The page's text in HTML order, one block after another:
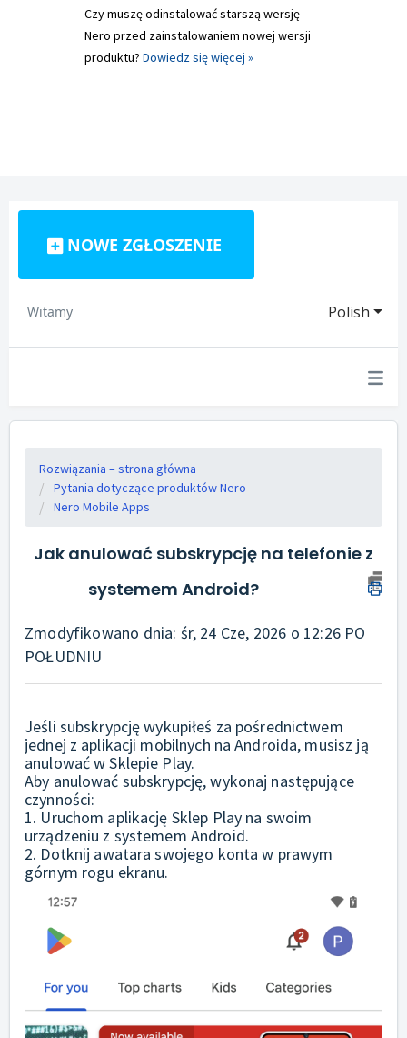
Czy muszę odinstalować starszą wersję
Nero przed zainstalowaniem nowej wersji
produktu? Dowiedz się więcej »
NOWE ZGŁOSZENIE
Polish
Witamy
Rozwiązania – strona główna
Pytania dotyczące produktów Nero
Nero Mobile Apps
Jak anulować subskrypcję na telefonie z
systemem Android?
Zmodyfikowano dnia: śr, 24 Cze, 2026 o 12:26 PO
POŁUDNIU
Jeśli subskrypcję wykupiłeś za pośrednictwem
jednej z aplikacji mobilnych na Androida, musisz ją
anulować w Sklepie Play.
Aby anulować subskrypcję, wykonaj następujące
czynności:
1. Uruchom aplikację Sklep Play na swoim
urządzeniu z systemem Android.
2. Dotknij awatara swojego konta w prawym
górnym rogu ekranu.